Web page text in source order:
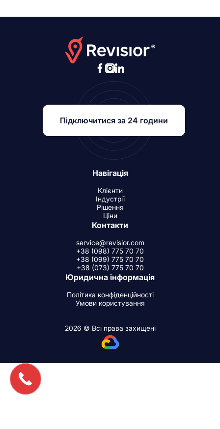
Навігація
Клієнти
Індустрії
Рішення
Ціни
Контакти
service@revisior.com
+38 (098) 775 70 70
+38 (099) 775 70 70
+38 (073) 775 70 70
Юридична інформація
Політика конфіденційності
Умови користування
Підключитися за 24 години
2026 © Всі права захищені